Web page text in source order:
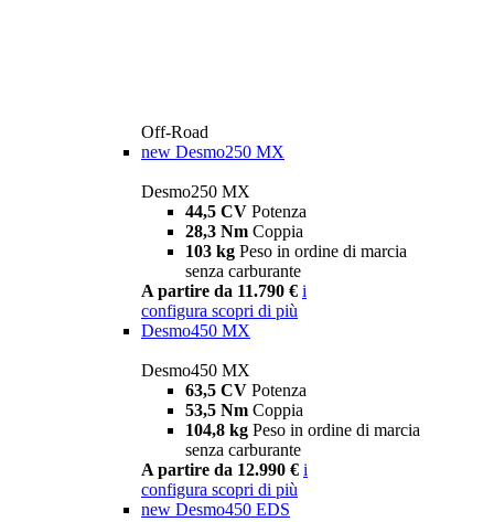
Off-Road
new Desmo250 MX
Desmo250 MX
44,5 CV Potenza
28,3 Nm Coppia
103 kg Peso in ordine di marcia
senza carburante
A partire da 11.790 € i
configura scopri di più
Desmo450 MX
Desmo450 MX
63,5 CV Potenza
53,5 Nm Coppia
104,8 kg Peso in ordine di marcia
senza carburante
A partire da 12.990 € i
configura scopri di più
new Desmo450 EDS